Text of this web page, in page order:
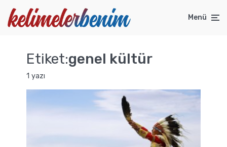
Menü
Etiket:genel kültür
1 yazı